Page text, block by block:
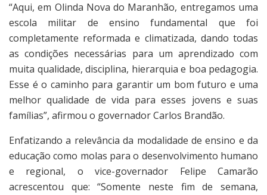
“Aqui, em Olinda Nova do Maranhão, entregamos uma
escola militar de ensino fundamental que foi
completamente reformada e climatizada, dando todas
as condições necessárias para um aprendizado com
muita qualidade, disciplina, hierarquia e boa pedagogia.
Esse é o caminho para garantir um bom futuro e uma
melhor qualidade de vida para esses jovens e suas
famílias”, afirmou o governador Carlos Brandão.
Enfatizando a relevância da modalidade de ensino e da
educação como molas para o desenvolvimento humano
e regional, o vice-governador Felipe Camarão
acrescentou que: “Somente neste fim de semana,